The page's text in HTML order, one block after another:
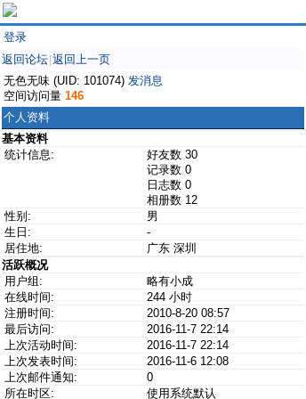
登录
返回论坛 返回上一页
无色无味 (UID: 101074) 发消息
空间访问量 146
个人资料
基本资料
统计信息:
好友数 30
记录数 0
日志数 0
相册数 12
性别:
男
生日:
-
居住地:
广东 深圳
活跃概况
用户组:
略有小成
在线时间:
244 小时
注册时间:
2010-8-20 08:57
最后访问:
2016-11-7 22:14
上次活动时间:
2016-11-7 22:14
上次发表时间:
2016-11-6 12:08
上次邮件通知:
0
所在时区:
使用系统默认